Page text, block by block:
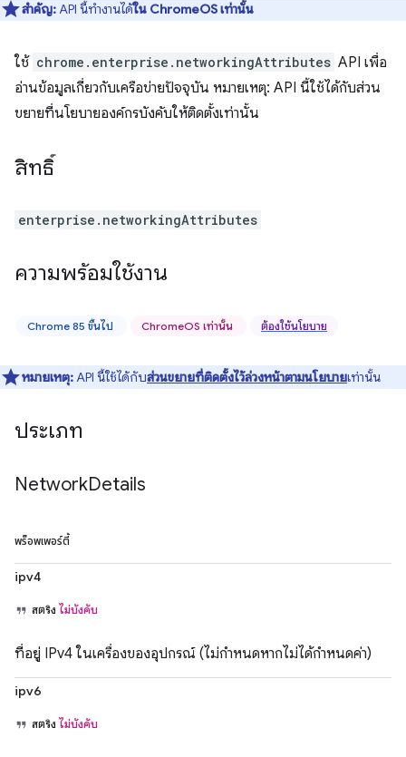
สำคัญ:API นี้ทำงานได้ใน ChromeOS เท่านั้น
ใช้ chrome.enterprise.networkingAttributes API เพื่อ
อ่านข้อมูลเกี่ยวกับเครือข่ายปัจจุบัน หมายเหตุ: API นี้ใช้ได้กับส่วน
ขยายที่นโยบายองค์กรบังคับให้ติดตั้งเท่านั้น
สิทธิ์
enterprise.networkingAttributes
ความพร้อมใช้งาน
Chrome 85 ขึ้นไป ChromeOS เท่านั้น ต้องใช้นโยบาย
หมายเหตุ:API นี้ใช้ได้กับส่วนขยายที่ติดตั้งไว้ล่วงหน้าตามนโยบายเท่านั้น
ประเภท
NetworkDetails
พร็อพเพอร์ตี้
ipv4
สตริง ไม่บังคับ
ที่อยู่ IPv4 ในเครื่องของอุปกรณ์ (ไม่กำหนดหากไม่ได้กำหนดค่า)
ipv6
สตริง ไม่บังคับ